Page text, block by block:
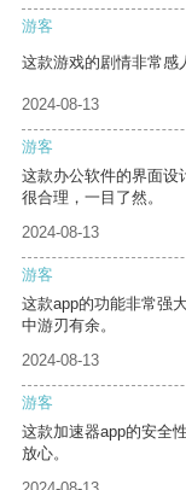
游客
这款游戏的剧情非常感
2024-08-13
游客
这款办公软件的界面设
很合理，一目了然。
2024-08-13
游客
这款app的功能非常强
中游刃有余。
2024-08-13
游客
这款加速器app的安全
放心。